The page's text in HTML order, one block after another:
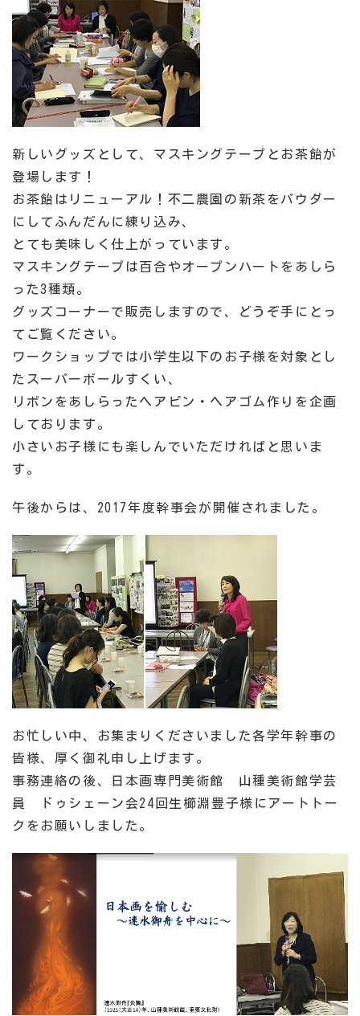
新しいグッズとして、マスキングテープとお茶飴が
登場します！
お茶飴はリニューアル！不二農園の新茶をパウダー
にしてふんだんに練り込み、
とても美味しく仕上がっています。
マスキングテープは百合やオープンハートをあしら
った3種類。
グッズコーナーで販売しますので、どうぞ手にとっ
てご覧ください。
ワークショップでは小学生以下のお子様を対象とし
たスーパーボールすくい、
リボンをあしらったヘアピン・ヘアゴム作りを企画
しております。
小さいお子様にも楽しんでいただければと思いま
す。
午後からは、2017年度幹事会が開催されました。
お忙しい中、お集まりくださいました各学年幹事の
皆様、厚く御礼申し上げます。
事務連絡の後、日本画専門美術館 山種美術館学芸
員 ドゥシェーン会24回生櫛淵豊子様にアートトー
クをお願いしました。